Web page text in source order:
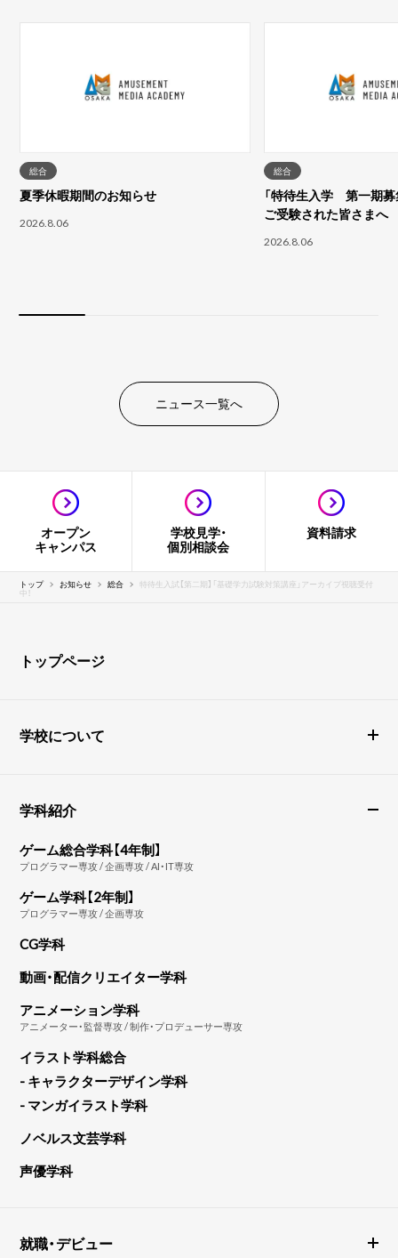
総合
夏季休暇期間のお知らせ
2026.8.06
総合
「特待生入学 第一期募
ご受験された皆さまへ
2026.8.06
ニュース一覧へ
オープン
キャンパス
学校見学・
個別相談会
資料請求
トップ お知らせ 総合 特待生入試【第二期】「基礎学力試験対策講座」アーカイブ視聴受付
中！
トップページ
学校について
学科紹介
ゲーム総合学科【4年制】
プログラマー専攻 / 企画専攻 / AI・IT専攻
ゲーム学科【2年制】
プログラマー専攻 / 企画専攻
CG学科
動画・配信クリエイター学科
アニメーション学科
アニメーター・監督専攻 / 制作・プロデューサー専攻
イラスト学科総合
- キャラクターデザイン学科
- マンガイラスト学科
ノベルス文芸学科
声優学科
就職・デビュー